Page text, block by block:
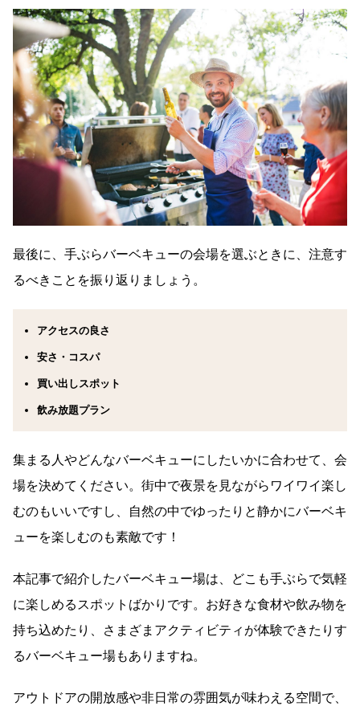
最後に、手ぶらバーベキューの会場を選ぶときに、注意す
るべきことを振り返りましょう。
アクセスの良さ
安さ・コスパ
買い出しスポット
飲み放題プラン
集まる人やどんなバーベキューにしたいかに合わせて、会
場を決めてください。街中で夜景を見ながらワイワイ楽し
むのもいいですし、自然の中でゆったりと静かにバーベキ
ューを楽しむのも素敵です！
本記事で紹介したバーベキュー場は、どこも手ぶらで気軽
に楽しめるスポットばかりです。お好きな食材や飲み物を
持ち込めたり、さまざまアクティビティが体験できたりす
るバーベキュー場もありますね。
アウトドアの開放感や非日常の雰囲気が味わえる空間で、